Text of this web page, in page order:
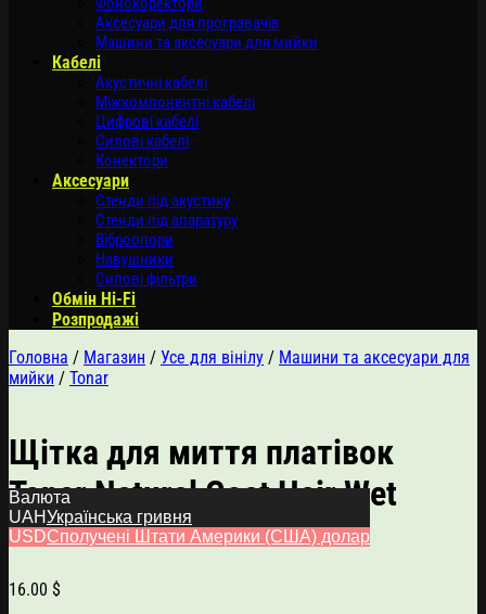
Аксесуари для програвачів
Машини та аксесуари для мийки
Кабелі
Акустичні кабелі
Міжкомпонентні кабелі
Цифрові кабелі
Силові кабелі
Конектори
Аксесуари
Стенди під акустику
Стенди під апаратуру
Віброопори
Навушники
Силові фільтри
Обмін Hi-Fi
Розпродажі
Головна / Магазин / Усе для вінілу / Машини та аксесуари для
мийки / Tonar
Щітка для миття платівок
Tonar Natural Goat Hair Wet
Brush
16.00 $
Валюта
UAHУкраїнська гривня
USDСполучені Штати Америки (США) долар